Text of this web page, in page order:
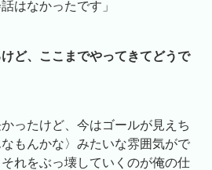
はなかったです」
ど、ここまでやってきてどうで
かったけど、今はゴールが見えち
もんかな〉みたいな雰囲気がで
れをぶっ壊していくのが俺の仕